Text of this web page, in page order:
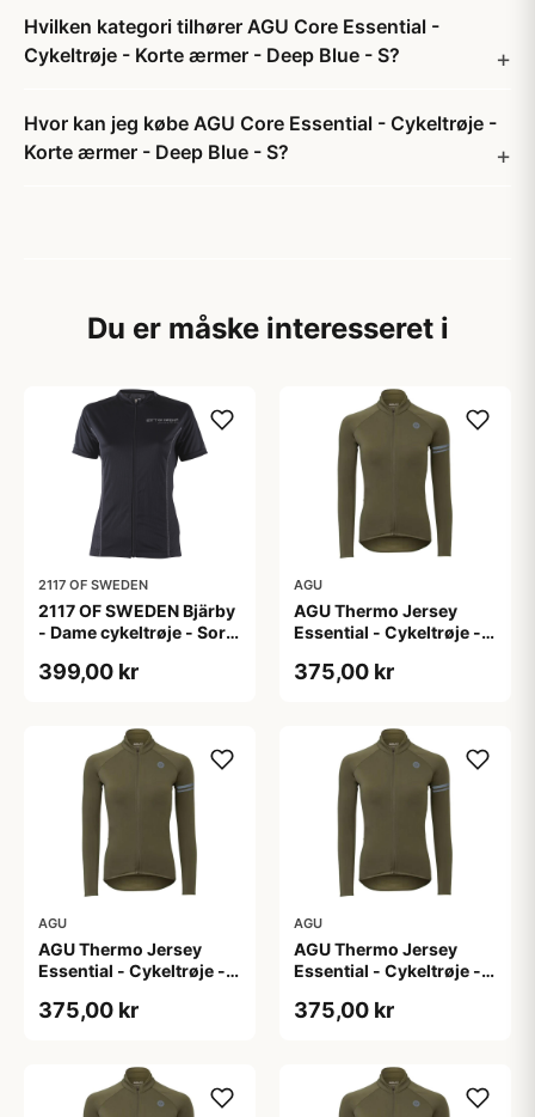
Hvilken kategori tilhører AGU Core Essential -
Cykeltrøje - Korte ærmer - Deep Blue - S?
Hvor kan jeg købe AGU Core Essential - Cykeltrøje -
Korte ærmer - Deep Blue - S?
Du er måske interesseret i
2117 OF SWEDEN
2117 OF SWEDEN Bjärby
- Dame cykeltrøje - Sort
399,00 kr
AGU
AGU Thermo Jersey
Essential - Cykeltrøje -
L
375,00 kr
AGU
AGU Thermo Jersey
Essential - Cykeltrøje -
M
375,00 kr
AGU
AGU Thermo Jersey
Essential - Cykeltrøje -
S
375,00 kr